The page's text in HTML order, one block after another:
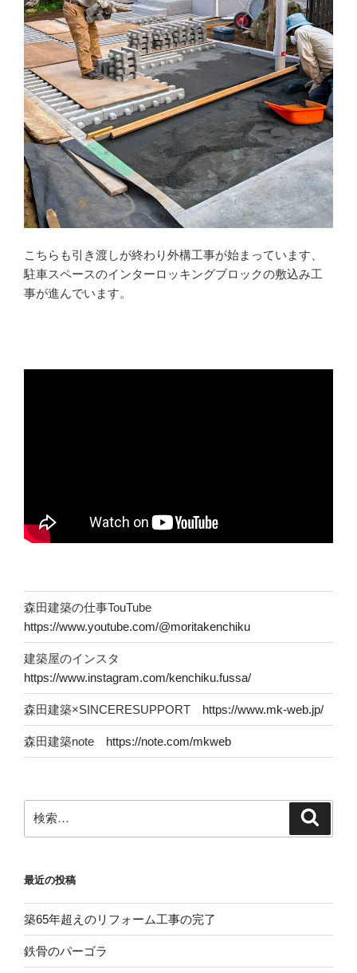
こちらも引き渡しが終わり外構工事が始まっています、
駐車スペースのインターロッキングブロックの敷込み工
事が進んでいます。
森田建築の仕事TouTube
https://www.youtube.com/@moritakenchiku
建築屋のインスタ
https://www.instagram.com/kenchiku.fussa/
森田建築×SINCERESUPPORT https://www.mk-web.jp/
森田建築note https://note.com/mkweb
索:
最近の投稿
築65年超えのリフォーム工事の完了
鉄骨のパーゴラ